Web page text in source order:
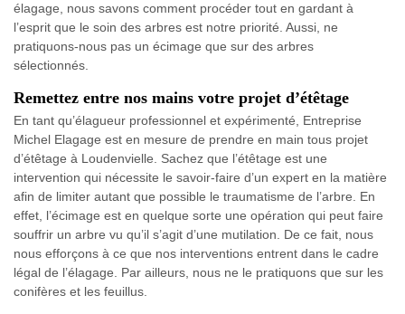
élagage, nous savons comment procéder tout en gardant à
l’esprit que le soin des arbres est notre priorité. Aussi, ne
pratiquons-nous pas un écimage que sur des arbres
sélectionnés.
Remettez entre nos mains votre projet d’étêtage
En tant qu’élagueur professionnel et expérimenté, Entreprise
Michel Elagage est en mesure de prendre en main tous projet
d’étêtage à Loudenvielle. Sachez que l’étêtage est une
intervention qui nécessite le savoir-faire d’un expert en la matière
afin de limiter autant que possible le traumatisme de l’arbre. En
effet, l’écimage est en quelque sorte une opération qui peut faire
souffrir un arbre vu qu’il s’agit d’une mutilation. De ce fait, nous
nous efforçons à ce que nos interventions entrent dans le cadre
légal de l’élagage. Par ailleurs, nous ne le pratiquons que sur les
conifères et les feuillus.